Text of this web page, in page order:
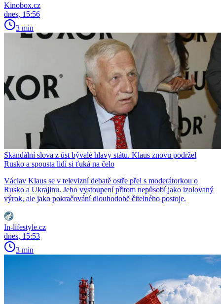
Kinobox.cz
dnes, 15:56
3 min
Skandální slova z úst bývalé hlavy státu. Klaus znovu podržel
Rusko a spousta lidí si ťuká na čelo
Václav Klaus se v televizní debatě ostře přel s moderátorkou o
Rusko a Ukrajinu. Jeho vystoupení přitom nepůsobí jako izolovaný
výrok, ale jako pokračování dlouhodobě čitelného postoje.
In-lifestyle.cz
dnes, 15:53
3 min